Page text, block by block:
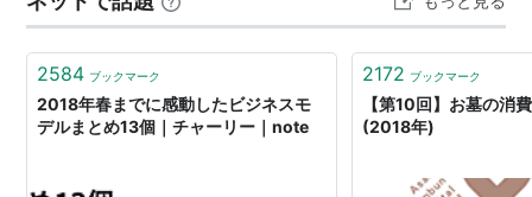
日本で皆既月食（前回は2015年4月4日、次回は7月
28日）
2月の出来事
2584 ブックマーク
2018年春までに感動したビジネスモ
デルまとめ13個｜チャーリー｜note
2172 ブックマーク
【第10回】お墓の消
(2018年)